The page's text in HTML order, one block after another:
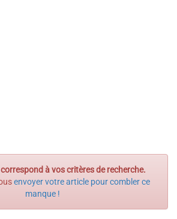
à vos critères de recherche.
envoyer votre article pour combler ce
manque !